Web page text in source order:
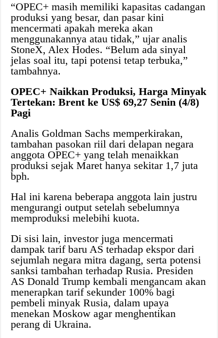
“OPEC+ masih memiliki kapasitas cadangan
produksi yang besar, dan pasar kini
mencermati apakah mereka akan
menggunakannya atau tidak,” ujar analis
StoneX, Alex Hodes. “Belum ada sinyal
jelas soal itu, tapi potensi tetap terbuka,”
tambahnya.
OPEC+ Naikkan Produksi, Harga Minyak
Tertekan: Brent ke US$ 69,27 Senin (4/8)
Pagi
Analis Goldman Sachs memperkirakan,
tambahan pasokan riil dari delapan negara
anggota OPEC+ yang telah menaikkan
produksi sejak Maret hanya sekitar 1,7 juta
bph.
Hal ini karena beberapa anggota lain justru
mengurangi output setelah sebelumnya
memproduksi melebihi kuota.
Di sisi lain, investor juga mencermati
dampak tarif baru AS terhadap ekspor dari
sejumlah negara mitra dagang, serta potensi
sanksi tambahan terhadap Rusia. Presiden
AS Donald Trump kembali mengancam akan
menerapkan tarif sekunder 100% bagi
pembeli minyak Rusia, dalam upaya
menekan Moskow agar menghentikan
perang di Ukraina.